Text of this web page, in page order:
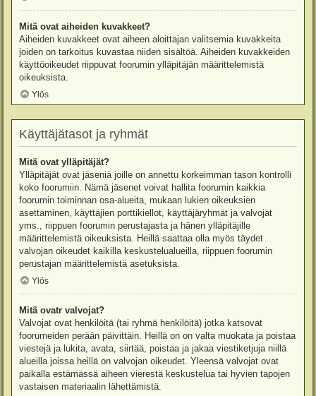
Mitä ovat aiheiden kuvakkeet?
Aiheiden kuvakkeet ovat aiheen aloittajan valitsemia kuvakkeita
joiden on tarkoitus kuvastaa niiden sisältöä. Aiheiden kuvakkeiden
käyttöoikeudet riippuvat foorumin ylläpitäjän määrittelemistä
oikeuksista.
Ylös
Käyttäjätasot ja ryhmät
Mitä ovat ylläpitäjät?
Ylläpitäjät ovat jäseniä joille on annettu korkeimman tason kontrolli
koko foorumiin. Nämä jäsenet voivat hallita foorumin kaikkia
foorumin toiminnan osa-alueita, mukaan lukien oikeuksien
asettaminen, käyttäjien porttikiellot, käyttäjäryhmät ja valvojat
yms., riippuen foorumin perustajasta ja hänen ylläpitäjille
määrittelemistä oikeuksista. Heillä saattaa olla myös täydet
valvojan oikeudet kaikilla keskustelualueilla, riippuen foorumin
perustajan määrittelemistä asetuksista.
Ylös
Mitä ovatr valvojat?
Valvojat ovat henkilöitä (tai ryhmä henkilöitä) jotka katsovat
foorumeiden perään päivittäin. Heillä on on valta muokata ja poistaa
viestejä ja lukita, avata, siirtää, poistaa ja jakaa viestiketjuja niillä
alueilla joissa heillä on valvojan oikeudet. Yleensä valvojat ovat
paikalla estämässä aiheen vierestä keskustelua tai hyvien tapojen
vastaisen materiaalin lähettämistä.